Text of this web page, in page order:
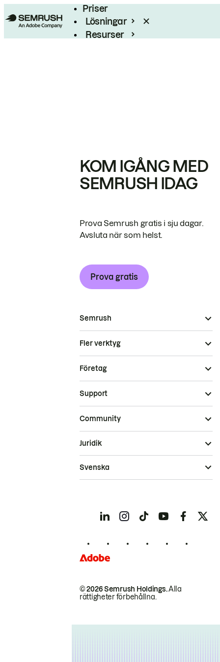
Priser
Lösningar
Resurser
KOM IGÅNG MED
SEMRUSH IDAG
Prova Semrush gratis i sju dagar.
Avsluta när som helst.
Prova gratis
Semrush
Fler verktyg
Företag
Support
Community
© 2026 Semrush Holdings.Alla
rättigheter förbehållna.
Juridik
Svenska